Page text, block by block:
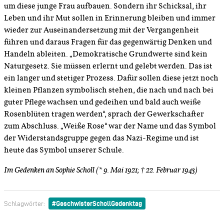
um diese junge Frau aufbauen. Sondern ihr Schicksal, ihr
Leben und ihr Mut sollen in Erinnerung bleiben und immer
wieder zur Auseinandersetzung mit der Vergangenheit
führen und daraus Fragen für das gegenwärtig Denken und
Handeln ableiten. „Demokratische Grundwerte sind kein
Naturgesetz. Sie müssen erlernt und gelebt werden. Das ist
ein langer und stetiger Prozess. Dafür sollen diese jetzt noch
kleinen Pflanzen symbolisch stehen, die nach und nach bei
guter Pflege wachsen und gedeihen und bald auch weiße
Rosenblüten tragen werden“, sprach der Gewerkschafter
zum Abschluss. „Weiße Rose“ war der Name und das Symbol
der Widerstandsgruppe gegen das Nazi-Regime und ist
heute das Symbol unserer Schule.
Im Gedenken an Sophie Scholl (* 9. Mai 1921; † 22. Februar 1943)
Schlagwörter: GeschwisterSchollGedenktag